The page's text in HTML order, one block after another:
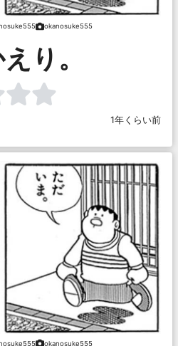
okanosuke555
り。
1年くらい前
okanosuke555